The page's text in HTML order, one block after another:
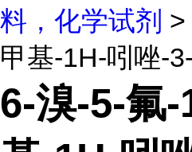
料，化学试剂 >
甲基-1H-吲唑-
6-溴-5-氟-